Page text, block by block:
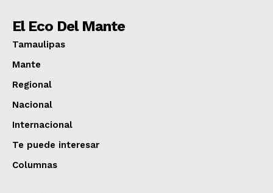
El Eco Del Mante
Tamaulipas
Mante
Regional
Nacional
Internacional
Te puede interesar
Columnas